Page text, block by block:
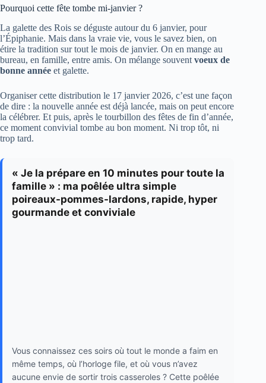
Pourquoi cette fête tombe mi-janvier ?
La galette des Rois se déguste autour du 6 janvier, pour
l’Épiphanie. Mais dans la vraie vie, vous le savez bien, on
étire la tradition sur tout le mois de janvier. On en mange au
bureau, en famille, entre amis. On mélange souvent voeux de
bonne année et galette.
Organiser cette distribution le 17 janvier 2026, c’est une façon
de dire : la nouvelle année est déjà lancée, mais on peut encore
la célébrer. Et puis, après le tourbillon des fêtes de fin d’année,
ce moment convivial tombe au bon moment. Ni trop tôt, ni
trop tard.
« Je la prépare en 10 minutes pour toute la
famille » : ma poêlée ultra simple
poireaux-pommes-lardons, rapide, hyper
gourmande et conviviale
Vous connaissez ces soirs où tout le monde a faim en
même temps, où l’horloge file, et où vous n’avez
aucune envie de sortir trois casseroles ? Cette poêlée